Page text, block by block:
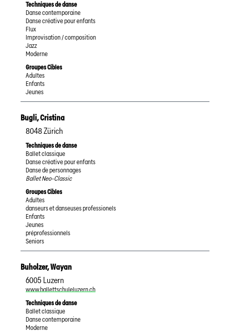
Techniques de danse
Danse contemporaine
Danse créative pour enfants
Flux
Improvisation / composition
Jazz
Moderne
Groupes Cibles
Adultes
Enfants
Jeunes
Bugli,Cristina
8048Zürich
Techniques de danse
Ballet classique
Danse créative pour enfants
Danse de personnages
Ballet Neo-Classic
Groupes Cibles
Adultes
danseurs et danseuses professionels
Enfants
Jeunes
préprofessionnels
Seniors
Buholzer,Wayan
6005 Luzern
www.ballettschuleluzern.ch
Techniques de danse
Ballet classique
Danse contemporaine
Moderne